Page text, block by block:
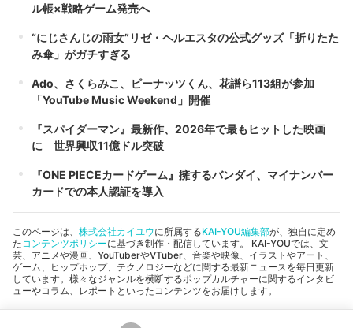
ル帳×戦略ゲーム発売へ
“にじさんじの雨女”リゼ・ヘルエスタの公式グッズ「折りたた
み傘」がガチすぎる
Ado、さくらみこ、ピーナッツくん、花譜ら113組が参加
「YouTube Music Weekend」開催
『スパイダーマン』最新作、2026年で最もヒットした映画
に 世界興収11億ドル突破
『ONE PIECEカードゲーム』擁するバンダイ、マイナンバー
カードでの本人認証を導入
このページは、 株式会社カイユウに所属するKAI-YOU編集部が、独自に定め
たコンテンツポリシーに基づき制作・配信しています。 KAI-YOUでは、文
芸、アニメや漫画、YouTuberやVTuber、音楽や映像、イラストやアート、
ゲーム、ヒップホップ、テクノロジーなどに関する最新ニュースを毎日更新
しています。様々なジャンルを横断するポップカルチャーに関するインタビ
ューやコラム、レポートといったコンテンツをお届けします。